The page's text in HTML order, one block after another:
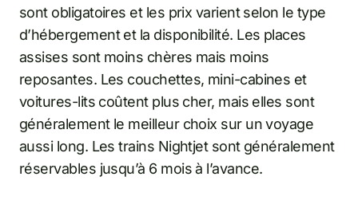
sont obligatoires et les prix varient selon le type
d’hébergement et la disponibilité. Les places
assises sont moins chères mais moins
reposantes. Les couchettes, mini-cabines et
voitures-lits coûtent plus cher, mais elles sont
généralement le meilleur choix sur un voyage
aussi long. Les trains Nightjet sont généralement
réservables jusqu’à 6 mois à l’avance.